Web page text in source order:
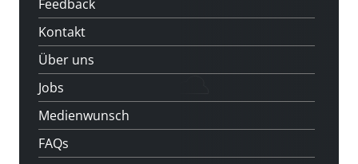
Feedback
Kontakt
Über uns
Jobs
Medienwunsch
FAQs